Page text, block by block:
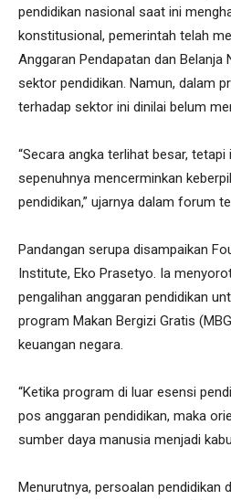
pendidikan nasional saat ini
konstitusional, pemerintah telah
Anggaran Pendapatan dan Belanja
sektor pendidikan. Namun, dalam
terhadap sektor ini dinilai belum
“Secara angka terlihat besar,
sepenuhnya mencerminkan
pendidikan,” ujarnya dalam forum
Pandangan serupa disampaikan
Institute, Eko Prasetyo. Ia
pengalihan anggaran pendidikan
program Makan Bergizi Gratis
keuangan negara.
“Ketika program di luar esensi
pos anggaran pendidikan, maka
sumber daya manusia menjadi
Menurutnya, persoalan pendidikan